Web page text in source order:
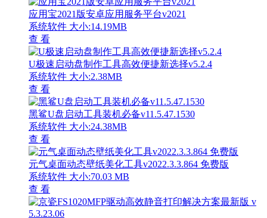
应用宝2021版安卓应用服务平台v2021
系统软件 大小:14.19MB
查 看
U极速启动盘制作工具高效便捷新选择v5.2.4
系统软件 大小:2.38MB
查 看
黑鲨U盘启动工具装机必备v11.5.47.1530
系统软件 大小:24.38MB
查 看
元气桌面动态壁纸美化工具v2022.3.3.864 免费版
系统软件 大小:70.03 MB
查 看